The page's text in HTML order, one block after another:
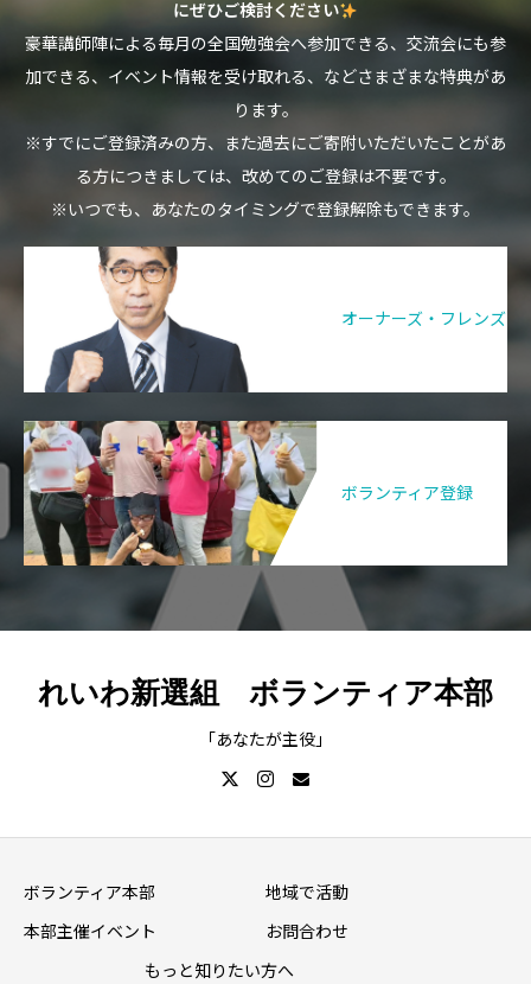
にぜひご検討ください
豪華講師陣による毎月の全国勉強会へ参加できる、交流会にも参
加できる、イベント情報を受け取れる、などさまざまな特典があ
ります。
※すでにご登録済みの方、また過去にご寄附いただいたことがあ
る方につきましては、改めてのご登録は不要です。
※いつでも、あなたのタイミングで登録解除もできます。
オーナーズ・フレンズ
ボランティア登録
れいわ新選組 ボランティア本部
「あなたが主役」
ボランティア本部 地域で活動
本部主催イベント お問合わせ
もっと知りたい方へ